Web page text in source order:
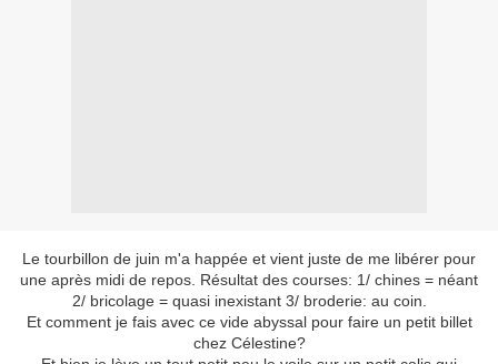
Le tourbillon de juin m'a happée et vient juste de me libérer pour
une après midi de repos. Résultat des courses: 1/ chines = néant
2/ bricolage = quasi inexistant 3/ broderie: au coin.
Et comment je fais avec ce vide abyssal pour faire un petit billet
chez Célestine?